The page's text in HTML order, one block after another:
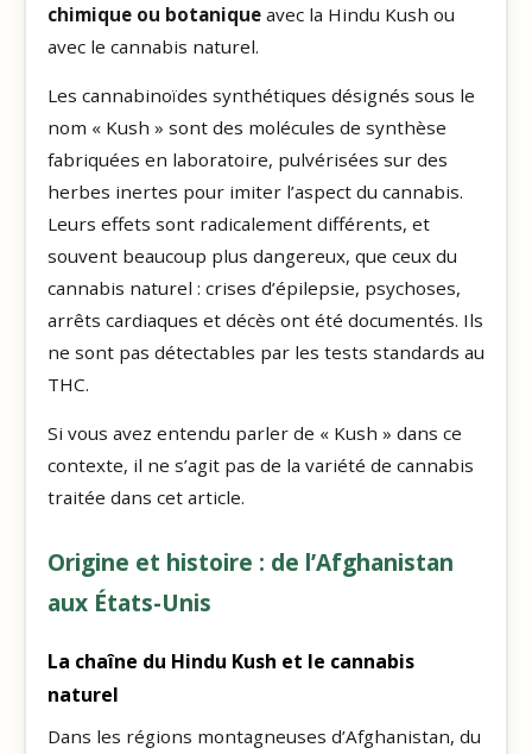
chimique ou botaniqueavec la Hindu Kush ou
avec le cannabis naturel.
Les cannabinoïdes synthétiques désignés sous le
nom « Kush » sont des molécules de synthèse
fabriquées en laboratoire, pulvérisées sur des
herbes inertes pour imiter l’aspect du cannabis.
Leurs effets sont radicalement différents, et
souvent beaucoup plus dangereux, que ceux du
cannabis naturel : crises d’épilepsie, psychoses,
arrêts cardiaques et décès ont été documentés. Ils
ne sont pas détectables par les tests standards au
THC.
Si vous avez entendu parler de « Kush » dans ce
contexte, il ne s’agit pas de la variété de cannabis
traitée dans cet article.
Origine et histoire : de l’Afghanistan
aux États-Unis
La chaîne du Hindu Kush et le cannabis
naturel
Dans les régions montagneuses d’Afghanistan, du